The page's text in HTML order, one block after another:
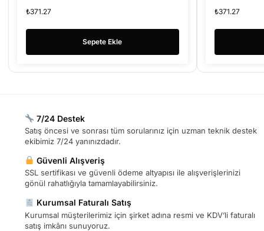
₺371.27
Sepete Ekle
₺371.27
7/24 Destek
Satış öncesi ve sonrası tüm sorularınız için uzman teknik destek
ekibimiz 7/24 yanınızdadır.
Güvenli Alışveriş
SSL sertifikası ve güvenli ödeme altyapısı ile alışverişlerinizi
gönül rahatlığıyla tamamlayabilirsiniz.
Kurumsal Faturalı Satış
Kurumsal müşterilerimiz için şirket adına resmi ve KDV’li faturalı
satış imkânı sunuyoruz.